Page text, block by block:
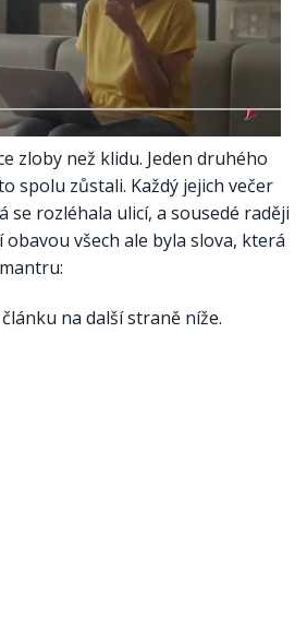
zloby než klidu. Jeden druhého
spolu zůstali. Každý jejich večer
se rozléhala ulicí, a sousedé raději
obavou všech ale byla slova, která
na další straně níže.